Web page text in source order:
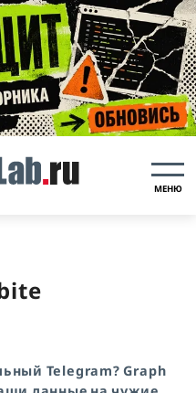
МЕНЮ
Telegram? Graph